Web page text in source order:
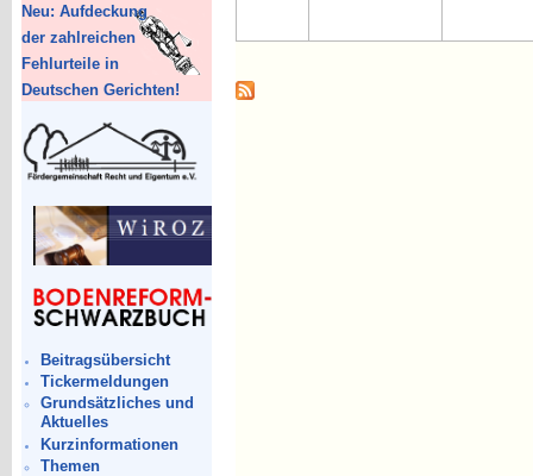
Neu: Aufdeckung
der zahlreichen
Fehlurteile in
Deutschen Gerichten!
Beitragsübersicht
Tickermeldungen
Grundsätzliches und
Aktuelles
Kurzinformationen
Themen